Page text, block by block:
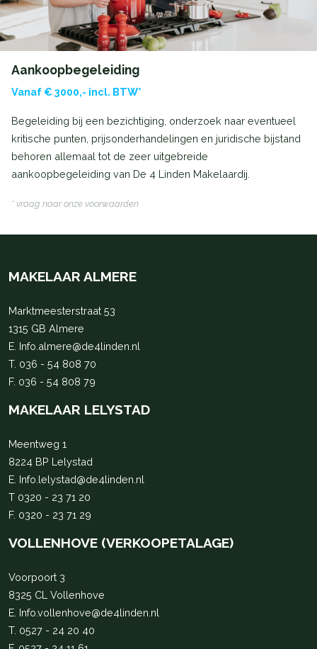
Aankoopbegeleiding
Vanaf € 3000,- incl. BTW*
Begeleiding bij een bezichtiging, onderzoek naar eventueel
kritische punten, prijsonderhandelingen en juridische bijstand
behoren allemaal tot de zeer uitgebreide
aankoopbegeleiding van De 4 Linden Makelaardij.
* vraag naar onze voorwaarden
MAKELAAR ALMERE
Marktmeesterstraat 53
1315 GB Almere
E. Info.almere@de4linden.nl
T. 036 - 54 808 70
F. 036 - 54 808 79
MAKELAAR LELYSTAD
Meentweg 1
8224 BP Lelystad
E. Info.lelystad@de4linden.nl
T 0320 - 23 71 20
F. 0320 - 23 71 29
VOLLENHOVE (VERKOOPETALAGE)
Voorpoort 3
8325 CL Vollenhove
E. Info.vollenhove@de4linden.nl
T. 0527 - 24 20 40